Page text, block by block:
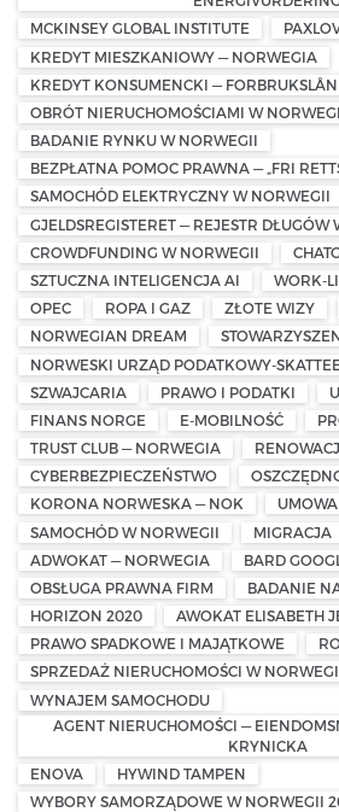
MCKINSEY GLOBAL INSTITUTE
KREDYT MIESZKANIOWY — NORWEGIA
KREDYT KONSUMENCKI — FORBRUKSLÅN
OBRÓT NIERUCHOMOŚCIAMI W
BADANIE RYNKU W NORWEGII
BEZPŁATNA POMOC PRAWNA — „FRI
SAMOCHÓD ELEKTRYCZNY W NORWEGII
GJELDSREGISTERET — REJESTR DŁUGÓW
CROWDFUNDING W NORWEGII
SZTUCZNA INTELIGENCJA AI
WORK-
OPEC
ROPA I GAZ ZŁOTE WIZY
NORWEGIAN DREAM
NORWESKI URZĄD PODATKOWY-
SZWAJCARIA
PRAWO I PODATKI
FINANS NORGE
E-MOBILNOŚĆ
TRUST CLUB — NORWEGIA
CYBERBEZPIECZEŃSTWO
KORONA NORWESKA — NOK
SAMOCHÓD W NORWEGII
MIGRACJA
ADWOKAT — NORWEGIA
BARD
OBSŁUGA PRAWNA FIRM
BADANIE
HORIZON 2020
AWOKAT ELISABETH
PRAWO SPADKOWE I MAJĄTKOWE
SPRZEDAŻ NIERUCHOMOŚCI W
WYNAJEM SAMOCHODU
AGENT NIERUCHOMOŚCI —
KRYNICKA
ENOVA
HYWIND TAMPEN
WYBORY SAMORZĄDOWE W NORWEGII